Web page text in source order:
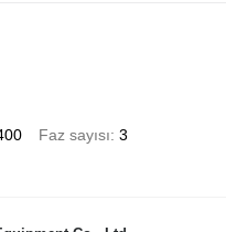
Faz sayısı 3